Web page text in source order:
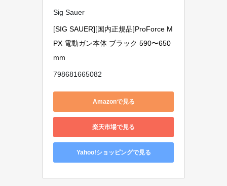
Sig Sauer
[SIG SAUER][国内正規品]ProForce M
PX 電動ガン本体 ブラック 590〜650
mm
798681665082
Amazonで見る
楽天市場で見る
Yahoo!ショッピングで見る